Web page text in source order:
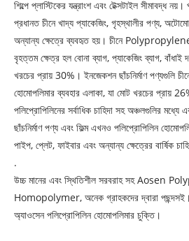
শিল্পে প্লাস্টিকের যন্ত্রাংশ এবং টেক্সটাইল সীমাবদ্ধ
প্রধানত চীনে খাদ্য প্যাকেজিং, গৃহস্থালীর পণ্য,
অন্যান্য ক্ষেত্রে ব্যবহৃত হয়। চীনে
বৃহত্তম ক্ষেত্র হল বোনা ব্যাগ, প্যাকেজিং ব্যাগ,
খরচের প্রায় 30%। ইনজেকশন ছাঁচনির্মাণ পণ্যগুলি
হোমোপলিমার ব্যবহার এলাকা, যা মোট খরচের প্রায়
পলিপ্রোপিলিনের সর্বাধিক চাহিদা সহ অঞ্চলগুলির
ছাঁচনির্মাণ পণ্য এবং ফিল্ম এখনও পলিপ্রোপিলিন
পাইপ, প্লেট, ফাইবার এবং অন্যান্য ক্ষেত্রের বার্ষিক
.
উচ্চ মানের এবং স্থিতিশীল সরবরাহ সহ Aosen
Homopolymer, অনেক গ্রাহকদের দ্বারা
অ্যাওসেন পলিপ্রোপিলিন হোমোপলিমার চুক্তি।